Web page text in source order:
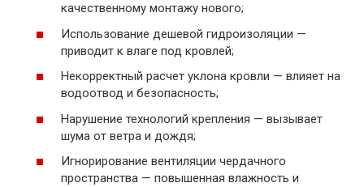
качественному монтажу нового;
Использование дешевой гидроизоляции —
приводит к влаге под кровлей;
Некорректный расчет уклона кровли — влияет на
водоотвод и безопасность;
Нарушение технологий крепления — вызывает
шума от ветра и дождя;
Игнорирование вентиляции чердачного
пространства — повышенная влажность и